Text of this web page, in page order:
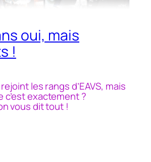
oui, mais
!
les rangs d’EAVS, mais
c’est exactement ?
vous dit tout !